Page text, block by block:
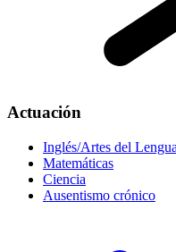
Actuación
Inglés/Artes del
Matemáticas
Ciencia
Ausentismo crónico